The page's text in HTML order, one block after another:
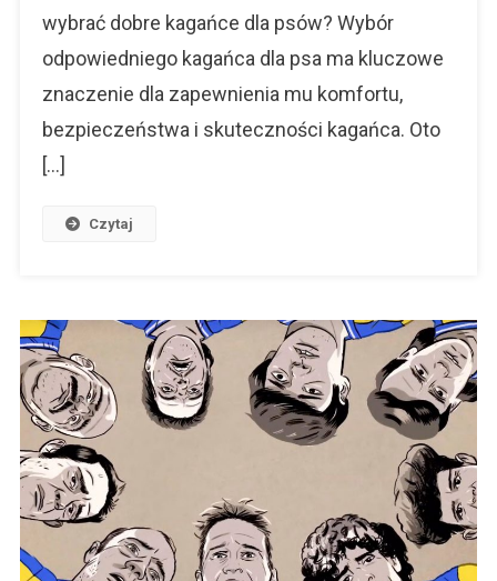
wybrać dobre kagańce dla psów? Wybór
odpowiedniego kagańca dla psa ma kluczowe
znaczenie dla zapewnienia mu komfortu,
bezpieczeństwa i skuteczności kagańca. Oto
[…]
Czytaj